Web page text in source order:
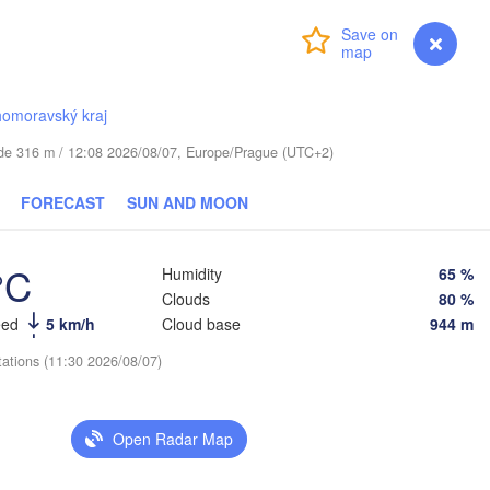
myVentusky Forecast
kraj
316 m / 12:08 2026/08/07, Europe/Prague (UTC+2)
FORECAST SUN AND MOON
5 km/h
Humidity
65 %
Clouds
80 %
Cloud base
944 m
(11:30 2026/08/07)
Open Radar Map
Київ
(Kyiv)
Гомель
(Homieĺ)
Житомир
(Mazyr)
Магілёў
Курск